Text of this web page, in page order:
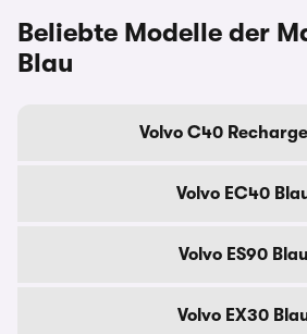
Beliebte Modelle der
Blau
Volvo C40
Volvo EC40
Volvo ES90 Blau
Volvo EX30